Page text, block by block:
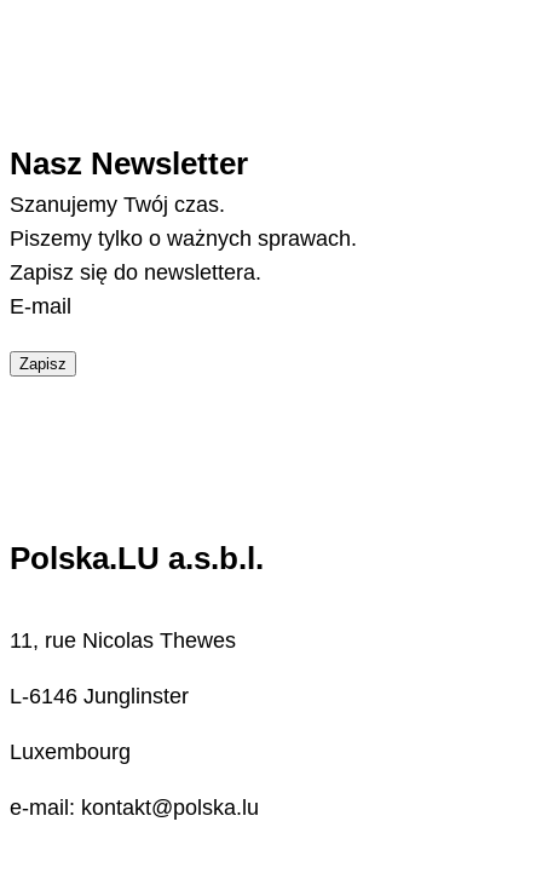
Nasz Newsletter
Szanujemy Twój czas.
Piszemy tylko o ważnych sprawach.
Zapisz się do newslettera.
E-mail
Zapisz
Polska.LU a.s.b.l.
11, rue Nicolas Thewes
L-6146 Junglinster
Luxembourg
e-mail: kontakt@polska.lu